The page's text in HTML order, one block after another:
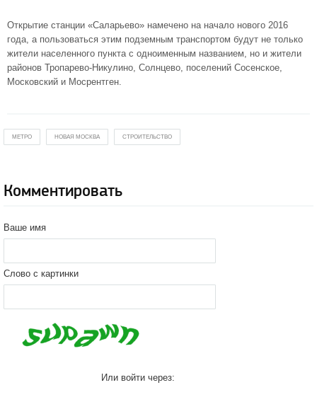
Открытие станции «Саларьево» намечено на начало нового 2016
года, а пользоваться этим подземным транспортом будут не только
жители населенного пункта с одноименным названием, но и жители
районов Тропарево-Никулино, Солнцево, поселений Сосенское,
Московский и Мосрентген.
МЕТРО НОВАЯ МОСКВА СТРОИТЕЛЬСТВО
Комментировать
Ваше имя
Слово с картинки
Или войти через: